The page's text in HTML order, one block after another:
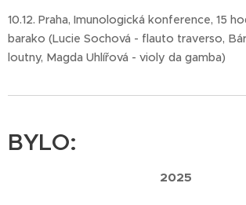
10.12. Praha, Imunologická konference, 15
barako (Lucie Sochová - flauto traverso,
loutny, Magda Uhlířová - violy da gamba)
BYLO:
2025